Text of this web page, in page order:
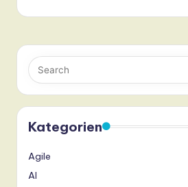
Kategorien
Agile
AI